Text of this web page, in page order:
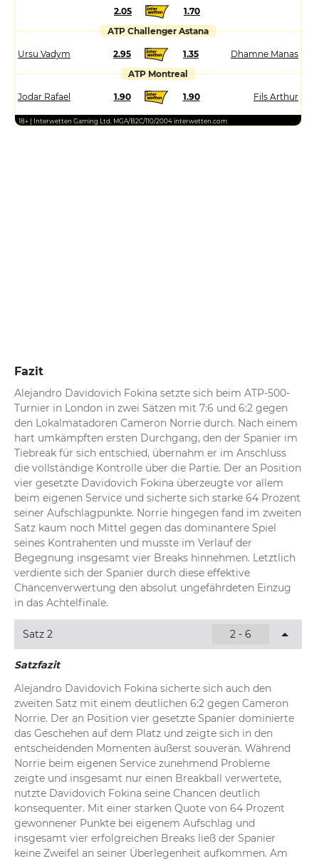
2.05
1.70
ATP Challenger Astana
Ursu Vadym 2.95 1.35
Dhamne Manas
ATP Montreal
Jodar Rafael 1.90 1.90 Fils Arthur
18+ | Interwetten Gaming Ltd. MGA/B2C/110/2004 interwetten.com
Fazit
Alejandro Davidovich Fokina setzte sich beim ATP-500-
Turnier in London in zwei Sätzen mit 7:6 und 6:2 gegen
den Lokalmatadoren Cameron Norrie durch. Nach einem
hart umkämpften ersten Durchgang, den der Spanier im
Tiebreak für sich entschied, übernahm er im Anschluss
die vollständige Kontrolle über die Partie. Der an Position
vier gesetzte Davidovich Fokina überzeugte vor allem
beim eigenen Service und sicherte sich starke 64 Prozent
seiner Aufschlagpunkte. Norrie hingegen fand im zweiten
Satz kaum noch Mittel gegen das dominantere Spiel
seines Kontrahenten und musste im Verlauf der
Begegnung insgesamt vier Breaks hinnehmen. Letztlich
verdiente sich der Spanier durch diese effektive
Chancenverwertung den absolut ungefährdeten Einzug
in das Achtelfinale.
Satz 2 2 - 6
Satzfazit
Alejandro Davidovich Fokina sicherte sich auch den
zweiten Satz mit einem deutlichen 6:2 gegen Cameron
Norrie. Der an Position vier gesetzte Spanier dominierte
das Geschehen auf dem Platz und zeigte sich in den
entscheidenden Momenten äußerst souverän. Während
Norrie beim eigenen Service zunehmend Probleme
zeigte und insgesamt nur einen Breakball verwertete,
nutzte Davidovich Fokina seine Chancen deutlich
konsequenter. Mit einer starken Quote von 64 Prozent
gewonnener Punkte bei eigenem Aufschlag und
insgesamt vier erfolgreichen Breaks ließ der Spanier
keine Zweifel an seiner Überlegenheit aufkommen. Am